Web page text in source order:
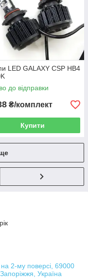
LED GALAXY CSP HB4
до відправки
₴/комплект
Купити
2-му поверсі, 69000
Україна